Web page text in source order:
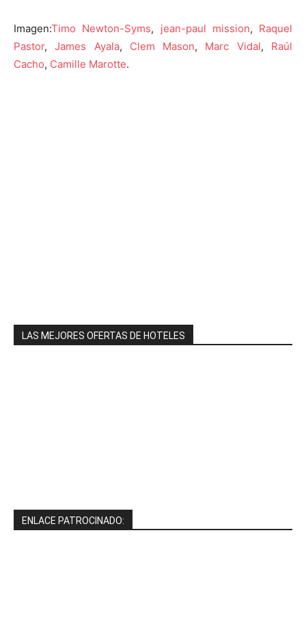
Imagen:Timo Newton-Syms, jean-paul mission, Raquel
Pastor,James Ayala, Clem Mason, Marc Vidal, Raúl
Cacho, Camille Marotte.
LAS MEJORES OFERTAS DE HOTELES
ENLACE PATROCINADO: